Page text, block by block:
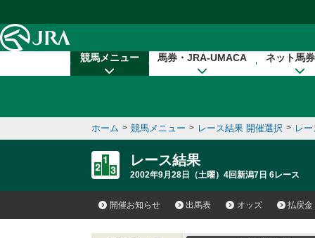
競馬メニュー 馬券・JRA-UMACA ネット馬
ホーム > 競馬メニュー > レース結果 開催選択 > レ
レース結果
2002年9月28日（土曜）4回新潟7日 6レース
開催お知らせ 出馬表 オッズ 払戻金